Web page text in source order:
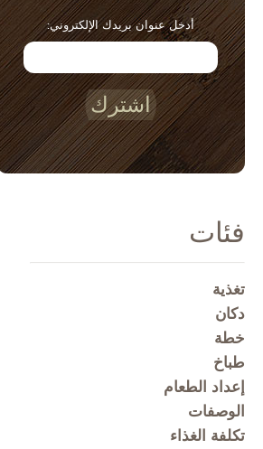
أدخل عنوان بريدك الإلكتروني:
اشترك
فئات
تغذية
دكان
خطة
طباخ
إعداد الطعام
الوصفات
تكلفة الغذاء